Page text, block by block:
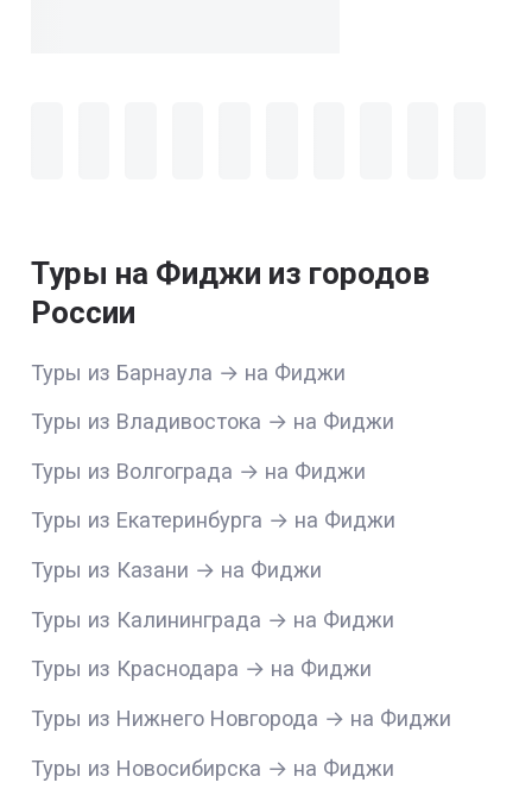
Туры на Фиджи из городов
России
Туры из Барнаула → на Фиджи
Туры из Владивостока → на Фиджи
Туры из Волгограда → на Фиджи
Туры из Екатеринбурга → на Фиджи
Туры из Казани → на Фиджи
Туры из Калининграда → на Фиджи
Туры из Краснодара → на Фиджи
Туры из Нижнего Новгорода → на Фиджи
Туры из Новосибирска → на Фиджи